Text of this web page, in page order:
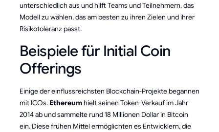
unterschiedlich aus und hilft Teams und Teilnehmern, das
Modell zu wählen, das am besten zu ihren Zielen und ihrer
Risikotoleranz passt.
Beispiele für Initial Coin
Offerings
Einige der einflussreichsten Blockchain-Projekte begannen
mit ICOs. Ethereumhielt seinen Token-Verkauf im Jahr
2014 ab und sammelte rund 18 Millionen Dollar in Bitcoin
ein. Diese frühen Mittel ermöglichten es Entwicklern, die